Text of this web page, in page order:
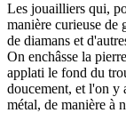
Les jouailliers qui,
manière curieuse de
de diamans et
On enchâsse la
applati le fond du
doucement, et l'on y
métal, de manière à